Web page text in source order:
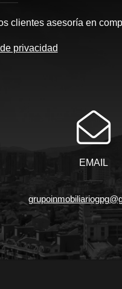
clientes asesoría en
privacidad
EMAIL